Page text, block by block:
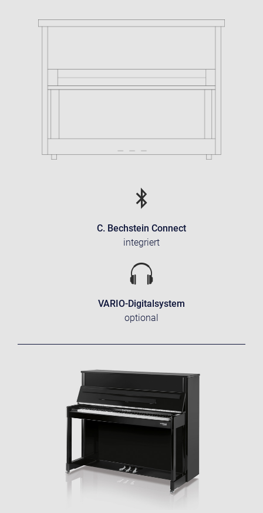
C. Bechstein Connect
integriert
VARIO-Digitalsystem
optional